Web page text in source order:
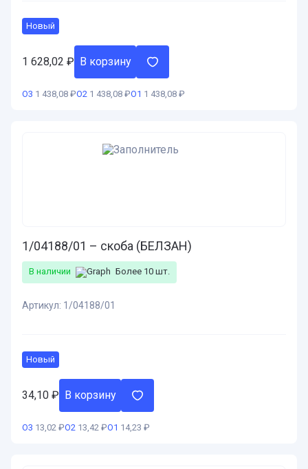
Новый
1 628,02 ₽ В корзину
О3 1 438,08 ₽О2 1 438,08 ₽О1 1 438,08 ₽
1/04188/01 – скоба (БЕЛЗАН)
В наличии Более 10 шт.
Артикул: 1/04188/01
Новый
34,10 ₽ В корзину
О3 13,02 ₽О2 13,42 ₽О1 14,23 ₽